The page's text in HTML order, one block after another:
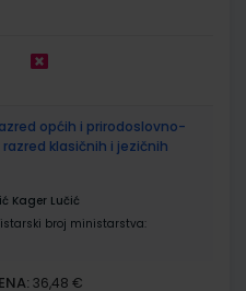
razred općih i prirodoslovno-
klasičnih i jezičnih
Kager Lučić
broj ministarstva:
36,48 €